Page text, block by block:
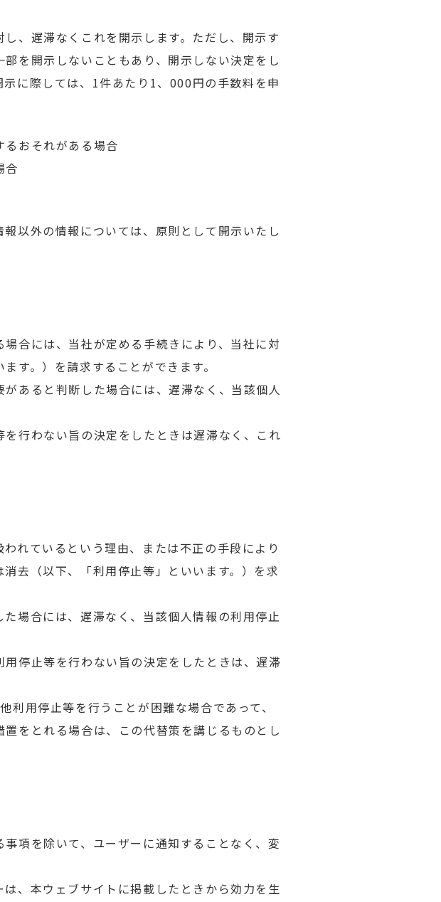
、遅滞なくこれを開示します。ただし、開示す
を開示しないこともあり、開示しない決定をし
に際しては、1件あたり1、000円の手数料を申
るおそれがある場合
合
以外の情報については、原則として開示いたし
合には、当社が定める手続きにより、当社に対
す。）を請求することができます。
あると判断した場合には、遅滞なく、当該個人
行わない旨の決定をしたときは遅滞なく、これ
れているという理由、または不正の手段により
去（以下、「利用停止等」といいます。）を求
場合には、遅滞なく、当該個人情報の利用停止
停止等を行わない旨の決定をしたときは、遅滞
用停止等を行うことが困難な場合であって、
をとれる場合は、この代替策を講じるものとし
項を除いて、ユーザーに通知することなく、変
、本ウェブサイトに掲載したときから効力を生